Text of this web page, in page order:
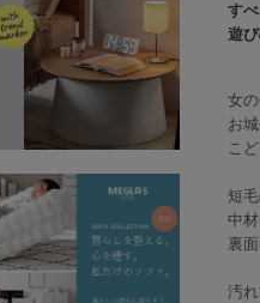
す
遊
女
お
こ
短
中
裏
汚